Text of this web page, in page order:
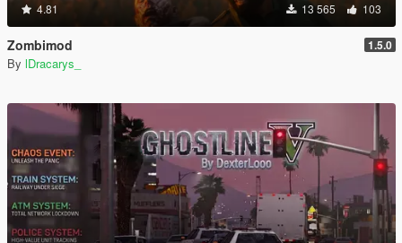
4.81 13 565 103
Zombimod 1.5.0
By lDracarys_